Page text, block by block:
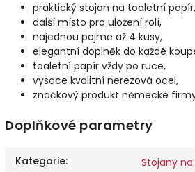
praktický stojan na toaletní papír,
další místo pro uložení rolí,
najednou pojme až 4 kusy,
elegantní doplněk do každé
toaletní papír vždy po ruce,
vysoce kvalitní nerezová ocel,
značkový produkt německé firmy
Doplňkové parametry
Kategorie:
Stojany